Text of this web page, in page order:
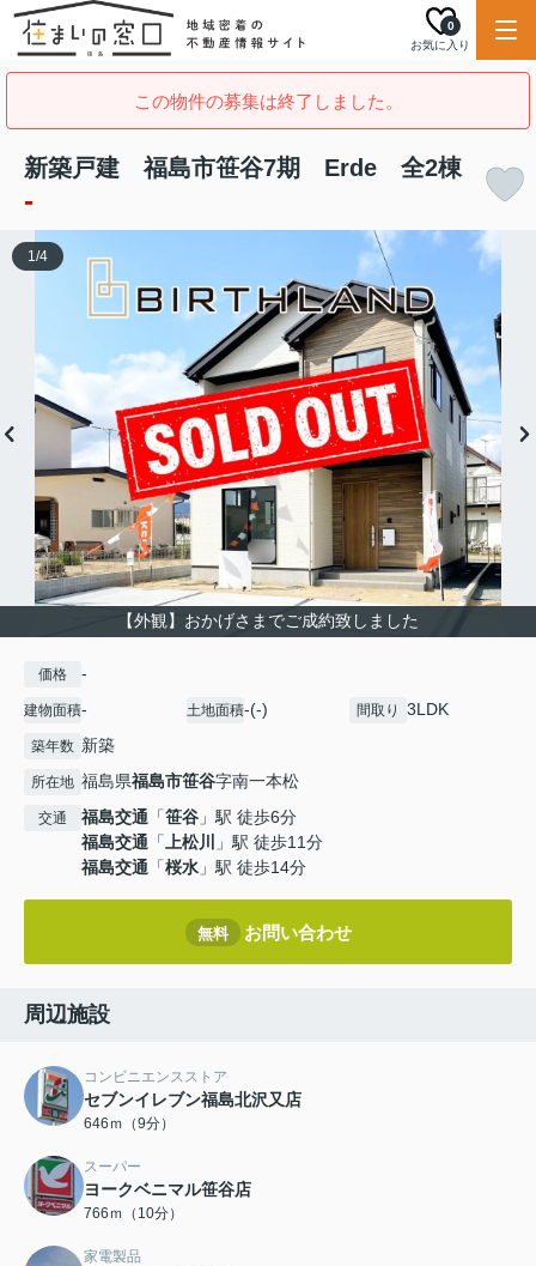
お気に入り
0
この物件の募集は終了しました。
新築戸建 福島市笹谷7期 Erde 全2棟
-
【外観】おかげさまでご成約致しました
1/4
価格 -
建物面積- 土地面積-(-) 間取り 3LDK
築年数 新築
所在地 福島県福島市笹谷字南一本松
交通 福島交通 「笹谷 」駅 徒歩6分
福島交通 「上松川
」駅 徒歩11分
福島交通 「桜水 」駅 徒歩14分
無料 お問い合わせ
周辺施設
コンビニエンスストア
セブンイレブン福島北沢又店
646ｍ（9分）
スーパー
ヨークベニマル笹谷店
766ｍ（10分）
家電製品